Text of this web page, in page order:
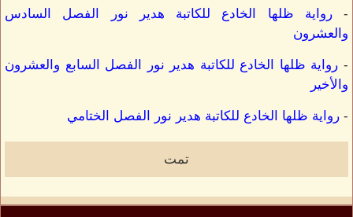
-رواية ظلها الخادع للكاتبة هدير نور الفصل السادس
والعشرون
- رواية ظلها الخادع للكاتبة هدير نور الفصل السابع والعشرون
والأخير
- رواية ظلها الخادع للكاتبة هدير نور الفصل الختامي
تمت